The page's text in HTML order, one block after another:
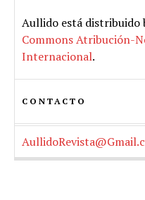
Aullido está distribuido
Commons Atribución-
Internacional.
CONTACTO